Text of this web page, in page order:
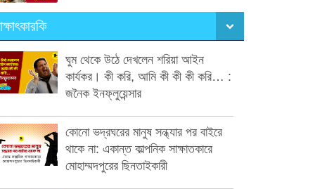
ঘুম থেকে উঠে দেখলেন শরিয়া আইন
কার্যকর। কী করি, আমি কী কী কী করি… :
জনৈক ইনফ্লুয়েন্সার
কোনো ভদ্রঘরের মানুষ সন্ধ্যার পর বাইরে
থাকে না: একান্ত কাল্পনিক সাক্ষাতকারে
মোহাম্মদপুরের ছিনতাইকারী